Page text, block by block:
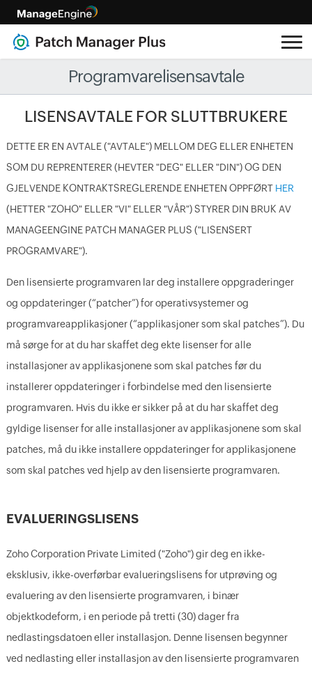
Programvarelisensavtale
LISENSAVTALE FOR SLUTTBRUKERE
DETTE ER EN AVTALE ("AVTALE") MELLOM DEG ELLER ENHETEN
SOM DU REPRENTERER (HEVTER "DEG" ELLER "DIN") OG DEN
GJELVENDE KONTRAKTSREGLERENDE ENHETEN OPPFØRT HER
(HETTER "ZOHO" ELLER "VI" ELLER "VÅR") STYRER DIN BRUK AV
MANAGEENGINE PATCH MANAGER PLUS ("LISENSERT
PROGRAMVARE").
Den lisensierte programvaren lar deg installere oppgraderinger
og oppdateringer (“patcher”) for operativsystemer og
programvareapplikasjoner (“applikasjoner som skal patches”). Du
må sørge for at du har skaffet deg ekte lisenser for alle
installasjoner av applikasjonene som skal patches før du
installerer oppdateringer i forbindelse med den lisensierte
programvaren. Hvis du ikke er sikker på at du har skaffet deg
gyldige lisenser for alle installasjoner av applikasjonene som skal
patches, må du ikke installere oppdateringer for applikasjonene
som skal patches ved hjelp av den lisensierte programvaren.
EVALUERINGSLISENS
Zoho Corporation Private Limited ("Zoho") gir deg en ikke-
eksklusiv, ikke-overførbar evalueringslisens for utprøving og
evaluering av den lisensierte programvaren, i binær
objektkodeform, i en periode på tretti (30) dager fra
nedlastingsdatoen eller installasjon. Denne lisensen begynner
ved nedlasting eller installasjon av den lisensierte programvaren